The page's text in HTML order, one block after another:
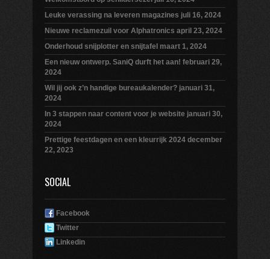
Leuke verassing na leveren magazines juli 16, 2024
Nieuwe reclamezuil voor Alphatronics april 23, 2024
Onderhoud snijplotter en snijtafel maart 1, 2024
Een nieuw ontwerp. SaniQ durft het aan! februari 29,
2024
Wil jij ook z’n handige bureaukalender? januari 31,
2024
In 3 stappen naar content voor je website januari 30,
2024
Prettige feestdagen en een kleurrijk 2024 december
22, 2023
SOCIAL
Facebook
Twitter
Linkedin